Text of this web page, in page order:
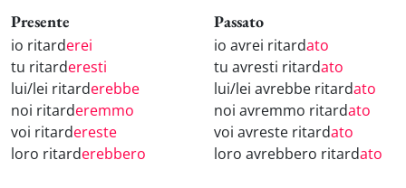
Presente
io ritarderei
tu ritarderesti
lui/lei ritarderebbe
noi ritarderemmo
voi ritardereste
loro ritarderebbero
Passato
io avrei ritardato
tu avresti ritardato
lui/lei avrebbe ritardato
noi avremmo ritardato
voi avreste ritardato
loro avrebbero ritardato